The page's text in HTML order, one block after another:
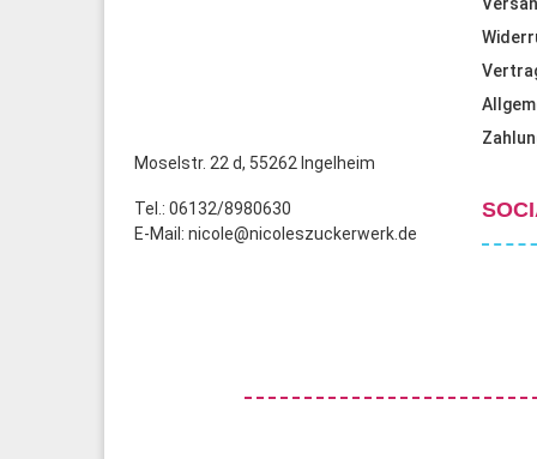
Moselstr. 22 d, 55262 Ingelheim
Tel.: 06132/8980630
E-Mail: nicole@nicoleszuckerwerk.de